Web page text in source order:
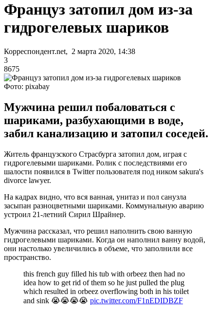
Француз затопил дом из-за
гидрогелевых шариков
Корреспондент.net, 2 марта 2020, 14:38
3
8675
Фото: pixabay
Мужчина решил побаловаться с
шариками, разбухающими в воде,
забил канализацию и затопил соседей.
Житель французского Страсбурга затопил дом, играя с
гидрогелевыми шариками. Ролик с последствиями его
шалости появился в Twitter пользователя под ником sakura's
divorce lawyer.
На кадрах видно, что вся ванная, унитаз и пол санузла
засыпан разноцветными шариками. Коммунальную аварию
устроил 21-летний Сирил Шрайнер.
Мужчина рассказал, что решил наполнить свою ванную
гидрогелевыми шариками. Когда он наполнил ванну водой,
они настолько увеличились в объеме, что заполнили все
пространство.
this french guy filled his tub with orbeez then had no
idea how to get rid of them so he just pulled the plug
which resulted in orbeez overflowing both in his toilet
and sink 😭😭😭😭 pic.twitter.com/F1nEDIDBZF